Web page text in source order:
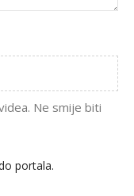
Ne smije biti
portala.